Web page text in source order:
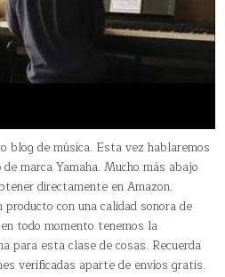
blog de música. Esta vez hablaremos
de marca Yamaha. Mucho más abajo
directamente en Amazon.
con una calidad sonora de
todo momento tenemos la
para esta clase de cosas. Recuerda
verificadas aparte de envíos gratis.